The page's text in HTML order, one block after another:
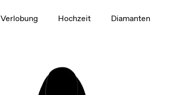
Verlobung Hochzeit Diamanten